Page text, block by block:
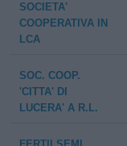
SOCIETA'
COOPERATIVA IN
LCA
SOC. COOP.
'CITTA' DI
LUCERA' A R.L.